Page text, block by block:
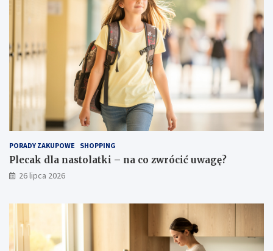
PORADY ZAKUPOWE SHOPPING
Plecak dla nastolatki – na co zwrócić uwagę?
26 lipca 2026